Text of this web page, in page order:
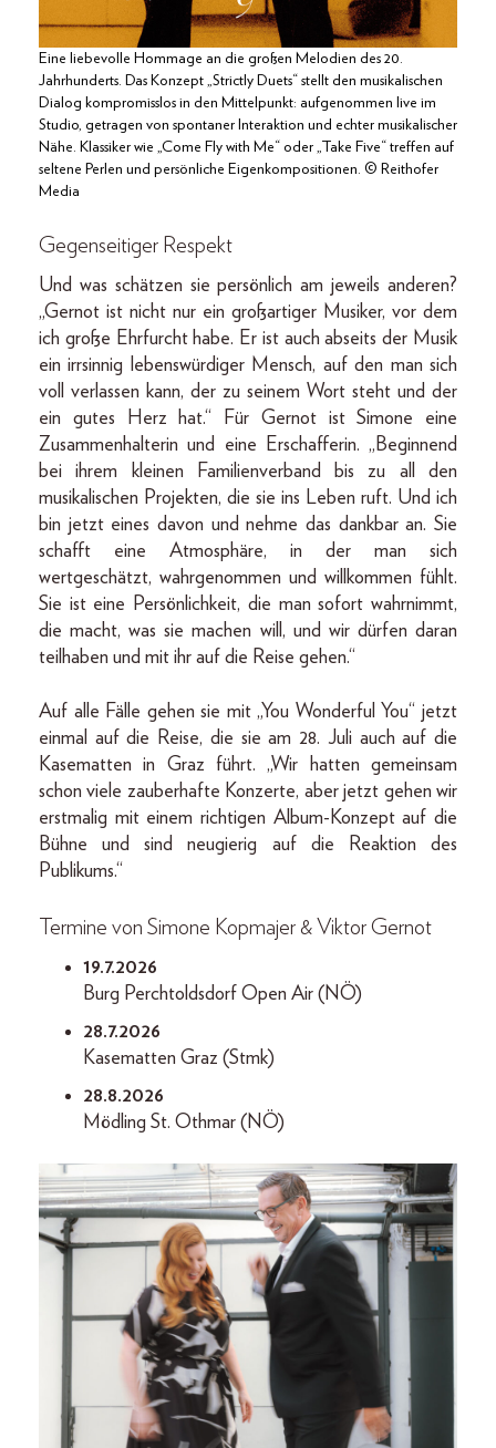
Eine liebevolle Hommage an die großen Melodien des 20.
Jahrhunderts. Das Konzept „Strictly Duets“ stellt den musikalischen
Dialog kompromisslos in den Mittelpunkt: aufgenommen live im
Studio, getragen von spontaner Interaktion und echter musikalischer
Nähe. Klassiker wie „Come Fly with Me“ oder „Take Five“ treffen auf
seltene Perlen und persönliche Eigenkompositionen. © Reithofer
Media
Gegenseitiger Respekt
Und was schätzen sie persönlich am jeweils anderen?
„Gernot ist nicht nur ein großartiger Musiker, vor dem
ich große Ehrfurcht habe. Er ist auch abseits der Musik
ein irrsinnig lebenswürdiger Mensch, auf den man sich
voll verlassen kann, der zu seinem Wort steht und der
ein gutes Herz hat.“ Für Gernot ist Simone eine
Zusammenhalterin und eine Erschafferin. „Beginnend
bei ihrem kleinen Familienverband bis zu all den
musikalischen Projekten, die sie ins Leben ruft. Und ich
bin jetzt eines davon und nehme das dankbar an. Sie
schafft eine Atmosphäre, in der man sich
wertgeschätzt, wahrgenommen und willkommen fühlt.
Sie ist eine Persönlichkeit, die man sofort wahrnimmt,
die macht, was sie machen will, und wir dürfen daran
teilhaben und mit ihr auf die Reise gehen.“
Auf alle Fälle gehen sie mit „You Wonderful You“ jetzt
einmal auf die Reise, die sie am 28. Juli auch auf die
Kasematten in Graz führt. „Wir hatten gemeinsam
schon viele zauberhafte Konzerte, aber jetzt gehen wir
erstmalig mit einem richtigen Album-Konzept auf die
Bühne und sind neugierig auf die Reaktion des
Publikums.“
Termine von Simone Kopmajer & Viktor Gernot
19.7.2026
Burg Perchtoldsdorf Open Air (NÖ)
28.7.2026
Kasematten Graz (Stmk)
28.8.2026
Mödling St. Othmar (NÖ)